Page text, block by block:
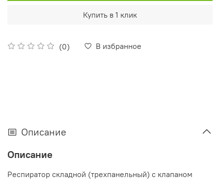
(0) В избранное
Купить в 1 клик
Описание
Описание
Респиратор складной (трехпанельный) с клапаном